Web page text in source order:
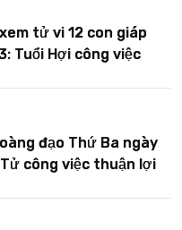
tử vi 12 con giáp
Tuổi Hợi công việc
đạo Thứ Ba ngày
công việc thuận lợi